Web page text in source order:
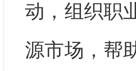
动，组织职
源市场，帮